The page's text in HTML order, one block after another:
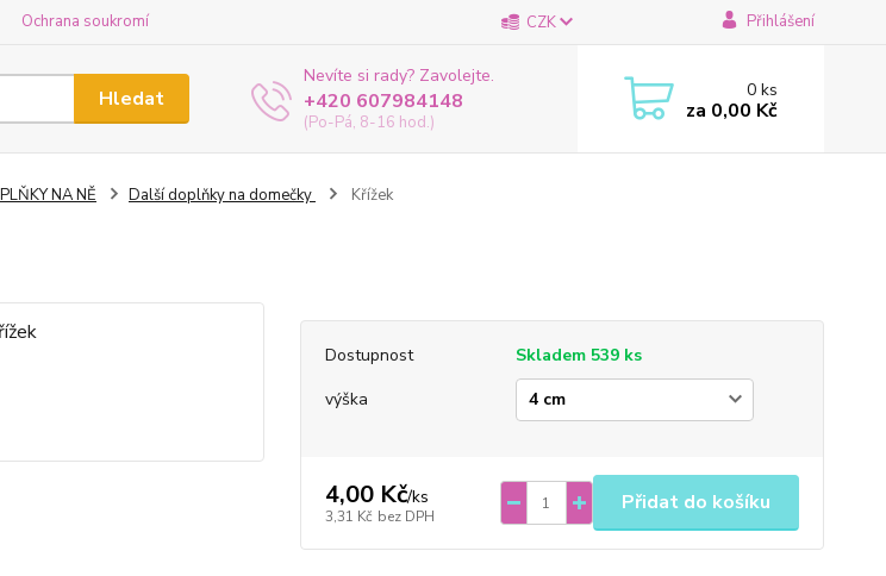
Ochrana soukromí CZK Přihlášení
Hledat
Nevíte si rady? Zavolejte.
+420 607984148
(Po-Pá, 8-16 hod.)
0ks
za 0,00 Kč
NA NĚ Další doplňky na domečky Křížek
Dostupnost
Skladem 539 ks
výška
4,00 Kč/ks
3,31 Kč bez DPH
Přidat do košíku